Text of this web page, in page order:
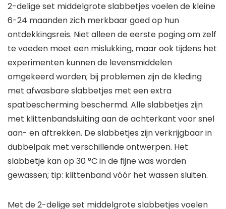
2-delige set middelgrote slabbetjes voelen de kleine
6-24 maanden zich merkbaar goed op hun
ontdekkingsreis. Niet alleen de eerste poging om zelf
te voeden moet een mislukking, maar ook tijdens het
experimenten kunnen de levensmiddelen
omgekeerd worden; bij problemen zijn de kleding
met afwasbare slabbetjes met een extra
spatbescherming beschermd. Alle slabbetjes zijn
met klittenbandsluiting aan de achterkant voor snel
aan- en aftrekken. De slabbetjes zijn verkrijgbaar in
dubbelpak met verschillende ontwerpen. Het
slabbetje kan op 30 °C in de fijne was worden
gewassen; tip: klittenband vóór het wassen sluiten.
Met de 2-delige set middelgrote slabbetjes voelen